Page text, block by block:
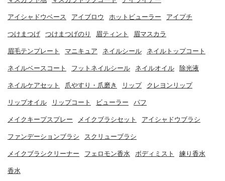
アイシャドウベース アイブロウ ホットビューラー アイプチ
つけまつげ つけまつげのり 眉ティント 眉マスカラ
眉毛テンプレート マニキュア ネイルシール ネイルトップコート
ネイルベースコート フットネイルシール ネイルオイル 除光液
ネイルケアセット 爪やすり・爪磨き リップ クレヨンリップ
リップオイル リップコート ビューラー パフ
メイクキープスプレー メイクブラシセット アイシャドウブラシ
ファンデーションブラシ スクリューブラシ
メイクブラシクリーナー フェロモン香水 ボディミスト 練り香水
香水